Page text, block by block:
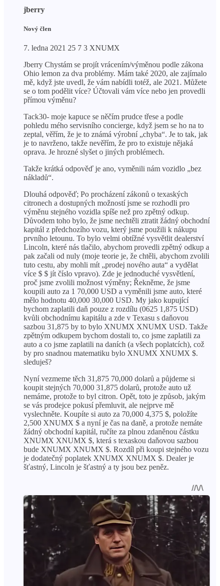
jberry
Nový člen
7. ledna 2021 25 7 3 XNUMX
Jberry Chystám se projít vrácením/výměnou podle zákona
Ohio lemon za dva problémy. Mám také 2020, ale zajímalo
mě, když jste uvedl, že vám nabídli totéž, ale 2021. Můžete
se o tom podělit více? Účtovali vám více nebo jen provedli
přímou výměnu?
Tack30- moje kapuce se něčím prudce třese a podle
pohledu mého servisního concierge, když jsem se ho na to
zeptal, věřím, že je to známá výrobní „chyba“. Je to tak, jak
je to navrženo, takže nevěřím, že pro to existuje nějaká
oprava. Je hrozné slyšet o jiných problémech.
Takže krátká odpověď je ano, vyměnili nám vozidlo „bez
nákladů“.
Dlouhá odpověď; Po procházení zákonů o texaských
citronech a dostupných možností jsme se rozhodli pro
výměnu stejného vozidla spíše než pro zpětný odkup.
Důvodem toho bylo, že jsme nechtěli ztratit žádný obchodní
kapitál z předchozího vozu, který jsme použili k nákupu
prvního letounu. To bylo velmi obtížné vysvětlit dealerství
Lincoln, které nás tlačilo, abychom provedli zpětný odkup a
pak začali od nuly (moje teorie je, že chtěli, abychom zvolili
tuto cestu, aby mohli mít „prodej nového auta“ a vydělat
více $ $ jít číslo vpravo). Zde je jednoduché vysvětlení,
proč jsme zvolili možnost výměny; Řekněme, že jsme
koupili auto za 1 70,000 USD a vyměnili jsme auto, které
mělo hodnotu 40,000 30,000 USD. My jako kupující
bychom zaplatili daň pouze z rozdílu (0625 1,875 USD)
kvůli obchodnímu kapitálu a zde v Texasu s daňovou
sazbou 31,875 by to bylo XNUMX XNUMX USD. Takže
zpětným odkupem bychom dostali to, co jsme zaplatili za
auto a co jsme zaplatili na daních (a všech poplatcích), což
by pro snadnou matematiku bylo XNUMX XNUMX $.
sleduješ?
Nyní vezmeme těch 31,875 70,000 dolarů a půjdeme si
koupit stejných 70,000 31,875 dolarů, protože auto už
nemáme, protože to byl citron. Opět, toto je způsob, jakým
se vás prodejce pokusí přemluvit, ale nejprve mě
vyslechněte. Koupíte si auto za 70,000 4,375 $, položíte
2,500 XNUMX $ a nyní je čas na daně, a protože nemáte
žádný obchodní kapitál, ručíte za plnou zdaněnou částku
XNUMX XNUMX $, která s texaskou daňovou sazbou
bude XNUMX XNUMX $. Rozdíl při koupi stejného vozu
je dodatečný poplatek XNUMX XNUMX $. Dealer je
šťastný, Lincoln je šťastný a ty jsou bez peněz.